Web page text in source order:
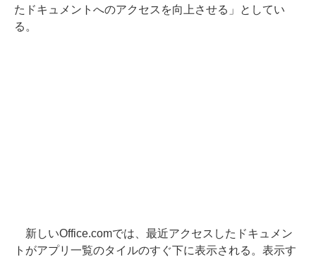
たドキュメントへのアクセスを向上させる」としてい
る。
新しいOffice.comでは、最近アクセスしたドキュメン
トがアプリ一覧のタイルのすぐ下に表示される。表示す